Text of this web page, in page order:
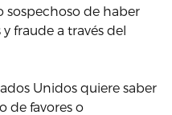
sospechoso de haber
fraude a través del
Unidos quiere saber
de favores o